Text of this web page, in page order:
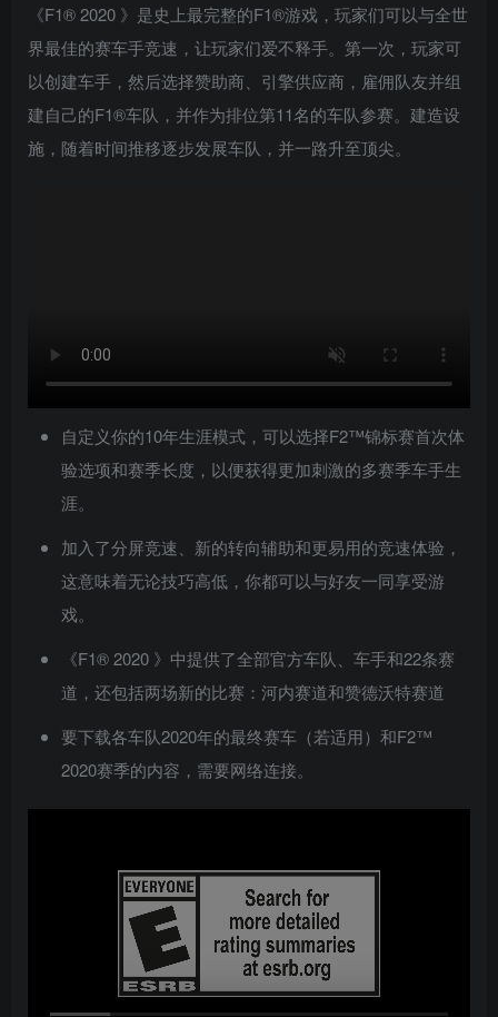
《F1® 2020 》是史上最完整的F1®游戏，玩家们可以与全世
界最佳的赛车手竞速，让玩家们爱不释手。第一次，玩家可
以创建车手，然后选择赞助商、引擎供应商，雇佣队友并组
建自己的F1®车队，并作为排位第11名的车队参赛。建造设
施，随着时间推移逐步发展车队，并一路升至顶尖。
自定义你的10年生涯模式，可以选择F2™锦标赛首次体
验选项和赛季长度，以便获得更加刺激的多赛季车手生
涯。
加入了分屏竞速、新的转向辅助和更易用的竞速体验，
这意味着无论技巧高低，你都可以与好友一同享受游
戏。
《F1® 2020 》中提供了全部官方车队、车手和22条赛
道，还包括两场新的比赛：河内赛道和赞德沃特赛道
要下载各车队2020年的最终赛车（若适用）和F2™
2020赛季的内容，需要网络连接。